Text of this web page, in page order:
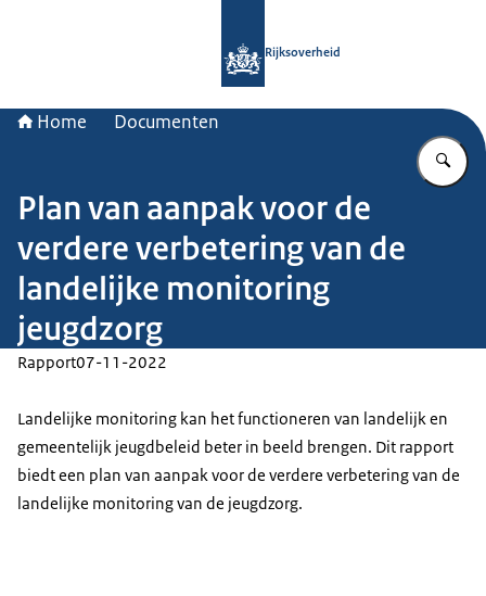
Rijksoverheid
Home Documenten
Plan van aanpak voor de
verdere verbetering van de
landelijke monitoring
jeugdzorg
Rapport07-11-2022
Landelijke monitoring kan het functioneren van landelijk en
gemeentelijk jeugdbeleid beter in beeld brengen. Dit rapport
biedt een plan van aanpak voor de verdere verbetering van de
landelijke monitoring van de jeugdzorg.